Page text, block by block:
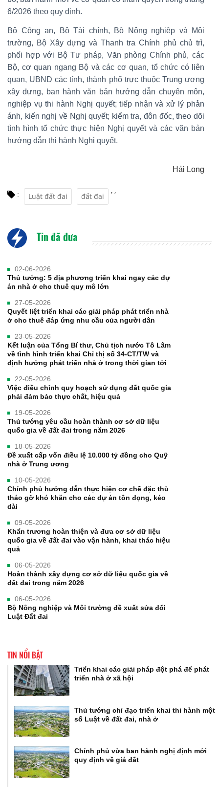
6/2026 theo quy định.
Bộ Công an, Bộ Tài chính, Bộ Nông nghiệp và Môi
trường, Bộ Xây dựng và Thanh tra Chính phủ chủ trì,
phối hợp với Bộ Tư pháp, Văn phòng Chính phủ, các
Bộ, cơ quan ngang Bộ và các cơ quan, tổ chức có liên
quan, UBND các tỉnh, thành phố trực thuộc Trung ương
xây dựng, ban hành văn bản hướng dẫn chuyên môn,
nghiệp vụ thi hành Nghị quyết; tiếp nhận và xử lý phản
ánh, kiến nghị về Nghị quyết; kiểm tra, đôn đốc, theo dõi
tình hình tổ chức thực hiện Nghị quyết và các văn bản
hướng dẫn thi hành Nghị quyết.
Hải Long
: Luật đất đai
,
đất đai
,
Tin đã đưa
02-06-2026
Thủ tướng: 5 địa phương triển khai ngay các dự
án nhà ở cho thuê quy mô lớn
27-05-2026
Quyết liệt triển khai các giải pháp phát triển nhà
ở cho thuê đáp ứng nhu cầu của người dân
23-05-2026
Kết luận của Tổng Bí thư, Chủ tịch nước Tô Lâm
về tình hình triển khai Chỉ thị số 34-CT/TW và
định hướng phát triển nhà ở trong thời gian tới
22-05-2026
Việc điều chỉnh quy hoạch sử dụng đất quốc gia
phải đảm bảo thực chất, hiệu quả
19-05-2026
Thủ tướng yêu cầu hoàn thành cơ sở dữ liệu
quốc gia về đất đai trong năm 2026
18-05-2026
Đề xuất cấp vốn điều lệ 10.000 tỷ đồng cho Quỹ
nhà ở Trung ương
10-05-2026
Chính phủ hướng dẫn thực hiện cơ chế đặc thù
tháo gỡ khó khăn cho các dự án tồn đọng, kéo
dài
09-05-2026
Khẩn trương hoàn thiện và đưa cơ sở dữ liệu
quốc gia về đất đai vào vận hành, khai thác hiệu
quả
06-05-2026
Hoàn thành xây dựng cơ sở dữ liệu quốc gia về
đất đai trong năm 2026
06-05-2026
Bộ Nông nghiệp và Môi trường đề xuất sửa đổi
Luật Đất đai
TIN NỔI BẬT
Triển khai các giải pháp đột phá để phát
triển nhà ở xã hội
Thủ tướng chỉ đạo triển khai thi hành một
số Luật về đất đai, nhà ở
Chính phủ vừa ban hành nghị định mới
quy định về giá đất